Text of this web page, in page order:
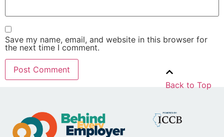
Save my name, email, and website in this browser for
the next time I comment.
Back to Top